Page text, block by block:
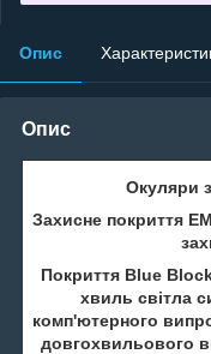
Опис
Опис
Окуляри
Захисне покриття
Покриття Blue
хвиль світла
комп'ютерного
довгохвильового